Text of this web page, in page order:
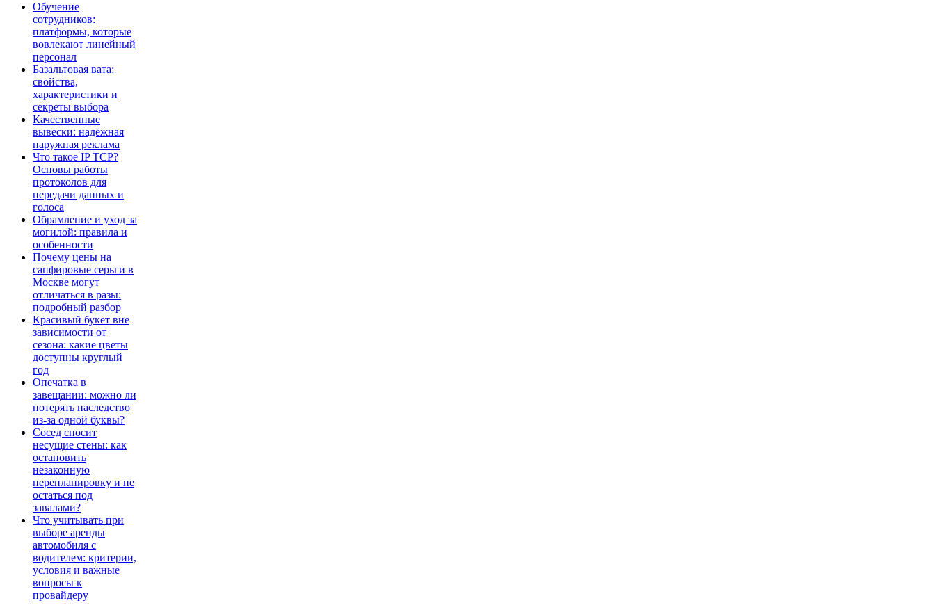
Обучение
сотрудников:
платформы, которые
вовлекают линейный
персонал
Базальтовая вата:
свойства,
характеристики и
секреты выбора
Качественные
вывески: надёжная
наружная реклама
Что такое IP TCP?
Основы работы
протоколов для
передачи данных и
голоса
Обрамление и уход за
могилой: правила и
особенности
Почему цены на
сапфировые серьги в
Москве могут
отличаться в разы:
подробный разбор
Красивый букет вне
зависимости от
сезона: какие цветы
доступны круглый
год
Опечатка в
завещании: можно ли
потерять наследство
из-за одной буквы?
Сосед сносит
несущие стены: как
остановить
незаконную
перепланировку и не
остаться под
завалами?
Что учитывать при
выборе аренды
автомобиля с
водителем: критерии,
условия и важные
вопросы к
провайдеру